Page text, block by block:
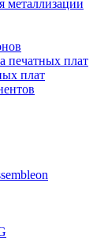
металлизации
печатных плат
плат